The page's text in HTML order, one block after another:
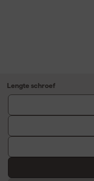
Lengte schroef